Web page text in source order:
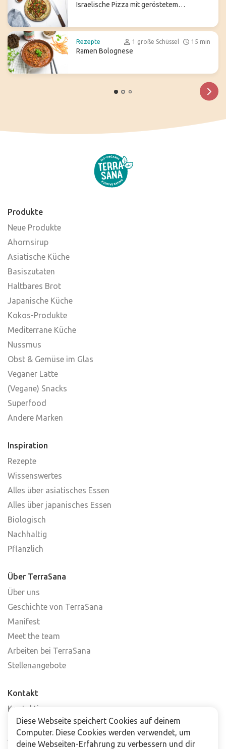
Israelische Pizza mit geröstetem
Rezepte 1 große Schüssel 15 min
Ramen Bolognese
Produkte
Neue Produkte
Ahornsirup
Asiatische Küche
Basiszutaten
Haltbares Brot
Japanische Küche
Kokos-Produkte
Mediterrane Küche
Nussmus
Obst & Gemüse im Glas
Veganer Latte
(Vegane) Snacks
Superfood
Andere Marken
Inspiration
Rezepte
Wissenswertes
Alles über asiatisches Essen
Alles über japanisches Essen
Biologisch
Nachhaltig
Pflanzlich
Über TerraSana
Über uns
Geschichte von TerraSana
Manifest
Meet the team
Arbeiten bei TerraSana
Stellenangebote
Kontakt
Kontaktiere uns
Häufig gestellte Fragen
Abonniere unseren Newsletter
Diese Webseite speichert Cookies auf deinem
Computer. Diese Cookies werden verwendet, um
deine Webseiten-Erfahrung zu verbessern und dir